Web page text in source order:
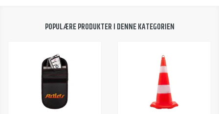
POPULÆRE PRODUKTER I DENNE KATEGORIEN